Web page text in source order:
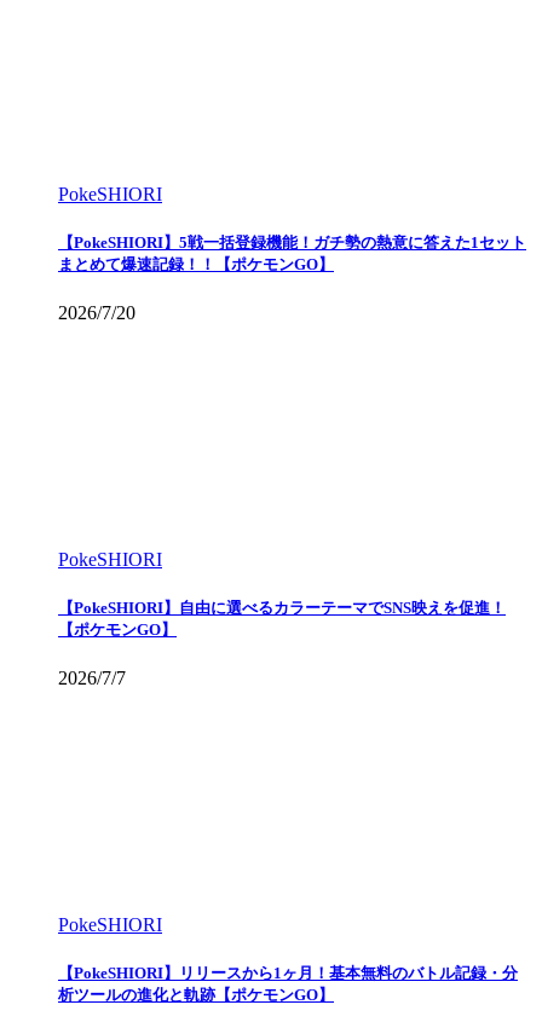
PokeSHIORI
【PokeSHIORI】5戦一括登録機能！ガチ勢の熱意に答えた1セット
まとめて爆速記録！！【ポケモンGO】
2026/7/20
PokeSHIORI
【PokeSHIORI】自由に選べるカラーテーマでSNS映えを促進！
【ポケモンGO】
2026/7/7
PokeSHIORI
【PokeSHIORI】リリースから1ヶ月！基本無料のバトル記録・分
析ツールの進化と軌跡【ポケモンGO】